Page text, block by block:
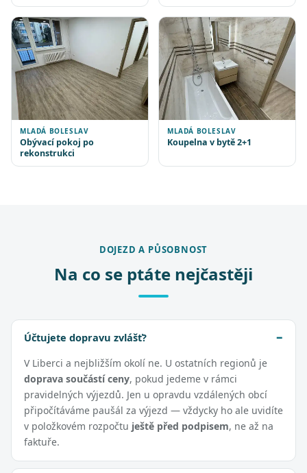
MLADÁ BOLESLAV
Obývací pokoj po
rekonstrukci
MLADÁ BOLESLAV
Koupelna v bytě 2+1
DOJEZD A PŮSOBNOST
Na co se ptáte nejčastěji
Účtujete dopravu zvlášť?
V Liberci a nejbližším okolí ne. U ostatních regionů je
doprava součástí ceny, pokud jedeme v rámci
pravidelných výjezdů. Jen u opravdu vzdálených obcí
připočítáváme paušál za výjezd — vždycky ho ale uvidíte
v položkovém rozpočtu ještě před podpisem, ne až na
faktuře.